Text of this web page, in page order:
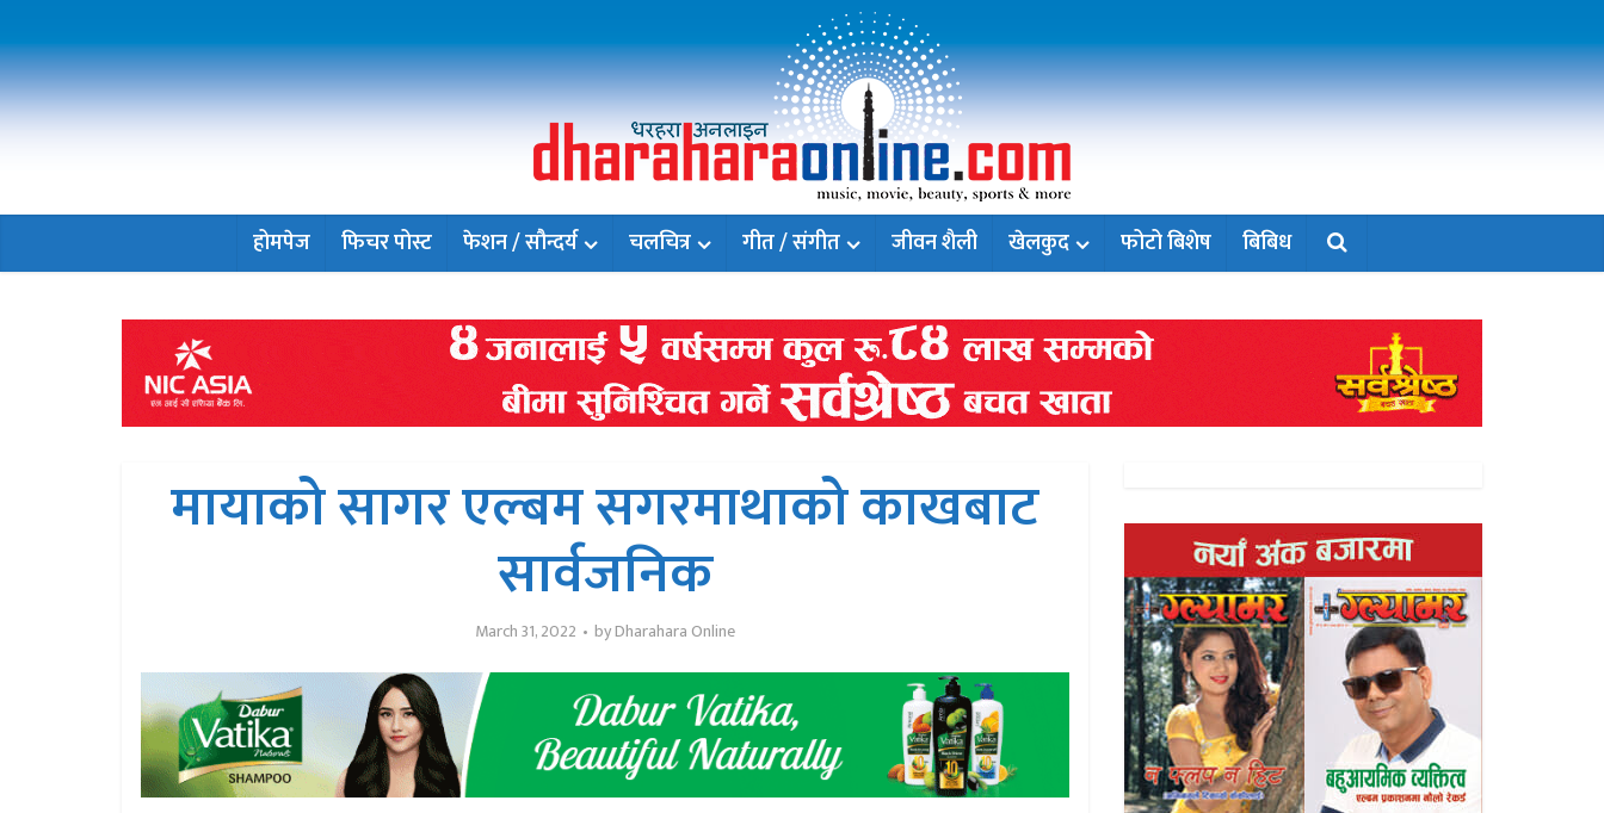
होमपेज फिचर पोस्ट फेशन / सौन्दर्य चलचित्र गीत / संगीत जीवन शैली खेलकुद फोटो बिशेष बिबिध
मायाको सागर एल्बम सगरमाथाको काखबाट
सार्वजनिक
March 31, 2022 byDharahara Online